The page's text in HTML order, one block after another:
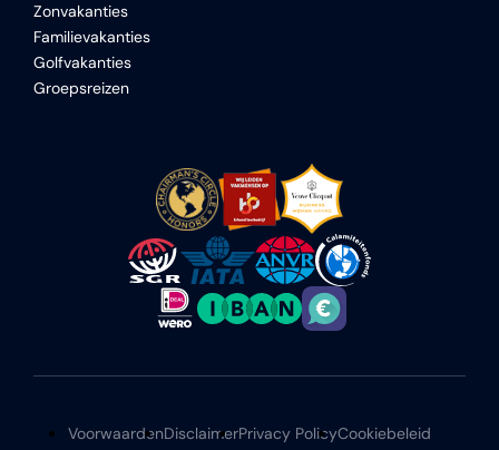
Zonvakanties
Familievakanties
Golfvakanties
Groepsreizen
VoorwaardenDisclaimerPrivacy PolicyCookiebeleid